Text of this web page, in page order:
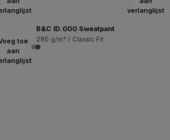
verlanglijst
B&C ID.000 Sweatpant
280 g/m² / Classic Fit
toe
aan